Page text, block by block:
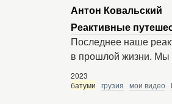
Антон Ковальский
Реактивные
Последнее наше
в прошлой жизни. Мы
2023
батуми грузия мои видео